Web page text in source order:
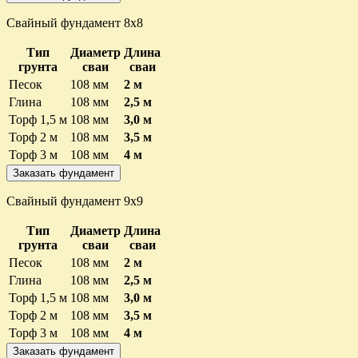
Свайный фундамент 8х8
Тип
грунта
Диаметр
сваи
Длина
сваи
Песок
108 мм
2 м
Глина
108 мм
2,5 м
Торф 1,5 м 108 мм
3,0 м
Торф 2 м
108 мм
3,5 м
Торф 3 м
108 мм 4 м
Заказать фундамент
Свайный фундамент 9х9
Тип
грунта
Диаметр
сваи
Длина
сваи
Песок
108 мм
2 м
Глина
108 мм
2,5 м
Торф 1,5 м 108 мм
3,0 м
Торф 2 м
108 мм
3,5 м
Торф 3 м
108 мм 4 м
Заказать фундамент